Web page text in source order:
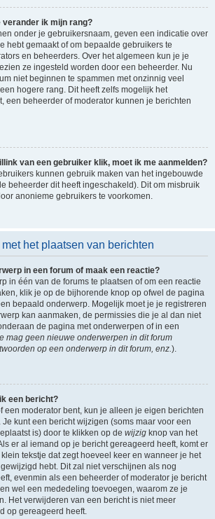
verander ik mijn rang?
onder je gebruikersnaam, geven een indicatie over
hebt gemaakt of om bepaalde gebruikers te
en beheerders. Over het algemeen kun je je
ze ingesteld worden door een beheerder. Nu
niet beginnen te spammen met onzinnig veel
hogere rang. Dit heeft zelfs mogelijk het
een beheerder of moderator kunnen je berichten
van een gebruiker klik, moet ik me aanmelden?
kunnen gebruik maken van het ingebouwde
beheerder dit heeft ingeschakeld). Dit om misbruik
anonieme gebruikers te voorkomen.
het plaatsen van berichten
in een forum of maak een reactie?
in één van de forums te plaatsen of om een reactie
klik je op de bijhorende knop op ofwel de pagina
bepaald onderwerp. Mogelijk moet je je registreren
kan aanmaken, de permissies die je al dan niet
de pagina met onderwerpen of in een
mag geen nieuwe onderwerpen in dit forum
op een onderwerp in dit forum, enz.).
een bericht?
een moderator bent, kun je alleen je eigen berichten
kunt een bericht wijzigen (soms maar voor een
is) door te klikken op de wijzig knop van het
er al iemand op je bericht gereageerd heeft, komt er
tekstje dat zegt hoeveel keer en wanneer je het
hebt. Dit zal niet verschijnen als nog
evenmin als een beheerder of moderator je bericht
wel een mededeling toevoegen, waarom ze je
Het verwijderen van een bericht is niet meer
op gereageerd heeft.